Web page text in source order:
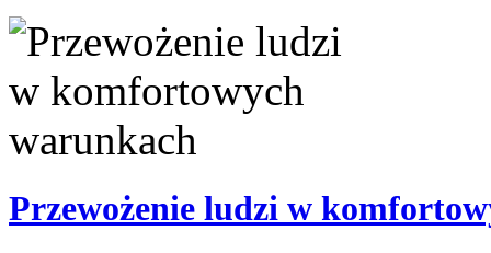
Przewożenie ludzi w